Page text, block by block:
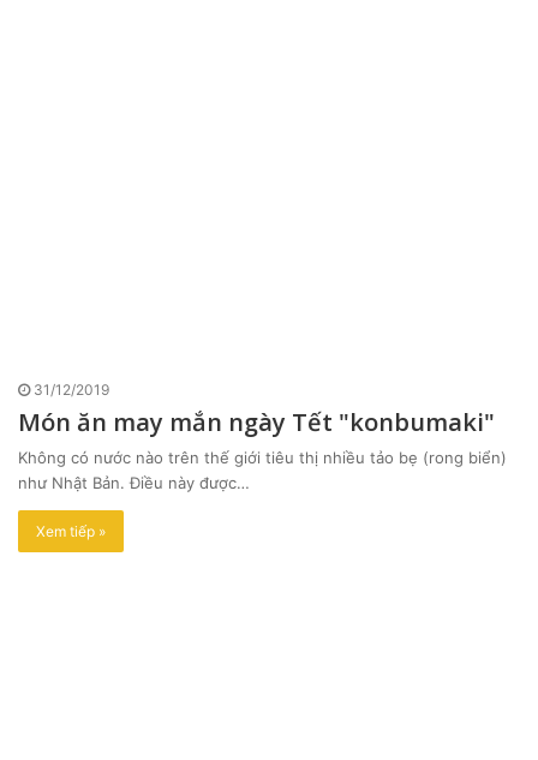
31/12/2019
Món ăn may mắn ngày Tết "konbumaki"
Không có nước nào trên thế giới tiêu thị nhiều tảo bẹ (rong biển)
như Nhật Bản. Điều này được…
Xem tiếp »